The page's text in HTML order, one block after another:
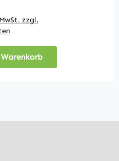
zzgl.